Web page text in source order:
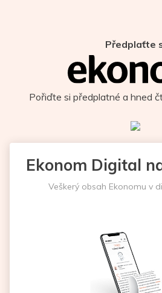
Předplaťte
Pořiďte si předplatné a hned
Ekonom Digital
Veškerý obsah Ekonomu v